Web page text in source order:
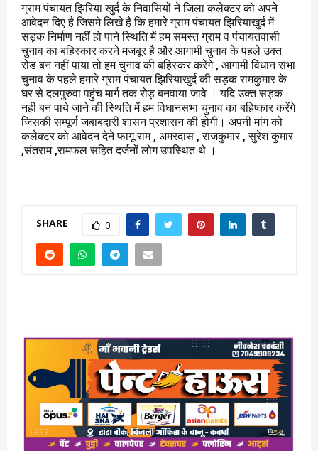
ग्राम पंचायत झिरिया खुर्द के निवासियों ने जिला कलेक्टर को अपने
आवेदन दिए है जिसमे लिखे है कि हमारे ग्राम पंचायत झिरियाखुर्द में
सड़क निर्माण नहीं हो पाने स्थिति में हम समस्त ग्राम व पंचायतवासी
चुनाव का बहिस्कार करने मजबूर है और आगामी चुनाव के पहले उक्त
रोड बन नहीं पाया तो हम चुनाव की बहिस्कर करेंगे , आगामी विधान सभा
चुनाव के पहले हमारे ग्राम पंचायत झिरियाखुर्द की सड़क रामकुमार के
घर से दलपुरुवा पहुंच मार्ग तक रोड़ बनवाया जावे । यदि उक्त सड़क
नही बन पाये जाने की स्थिति में हम विधानसभा चुनाव का बहिष्कार करेंगे
जिसकी सम्पूर्ण जबाबदारी शासन प्रशासन की होगी। अपनी मांग को
कलेक्टर को आवेदन देने फागू राम , अमरदास , राजकुमार , सुरेश कुमार
,संतराम ,रामफल सहित दर्जनों लोग उपस्थित थे ।
SHARE 0